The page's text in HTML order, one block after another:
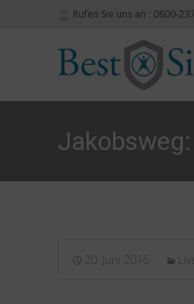
Rufen Sie uns an : 0800-
20. Juni 2016